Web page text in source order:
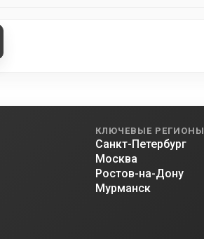
КЛЮЧЕВЫЕ РЕГИОНЫ
Санкт-Петербург
Москва
Ростов-на-Дону
Мурманск